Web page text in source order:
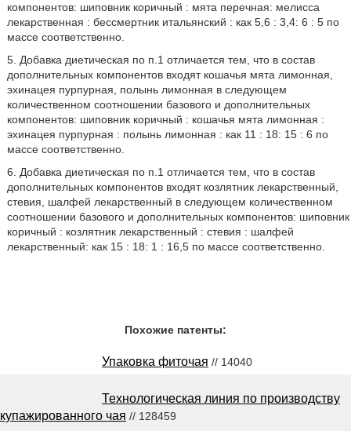
компонентов: шиповник коричный : мята перечная: мелисса
лекарственная : бессмертник итальянский : как 5,6 : 3,4: 6 : 5 по
массе соответственно.
5. Добавка диетическая по п.1 отличается тем, что в состав
дополнительных компонентов входят кошачья мята лимонная,
эхинацея пурпурная, полынь лимонная в следующем
количественном соотношении базового и дополнительных
компонентов: шиповник коричный : кошачья мята лимонная :
эхинацея пурпурная : полынь лимонная : как 11 : 18: 15 : 6 по
массе соответственно.
6. Добавка диетическая по п.1 отличается тем, что в состав
дополнительных компонентов входят козлятник лекарственный,
стевия, шалфей лекарственный в следующем количественном
соотношении базового и дополнительных компонентов: шиповник
коричный : козлятник лекарственный : стевия : шалфей
лекарственный: как 15 : 18: 1 : 16,5 по массе соответственно.
Похожие патенты:
Упаковка фиточая // 14040
Технологическая линия по производству
купажированного чая // 128459